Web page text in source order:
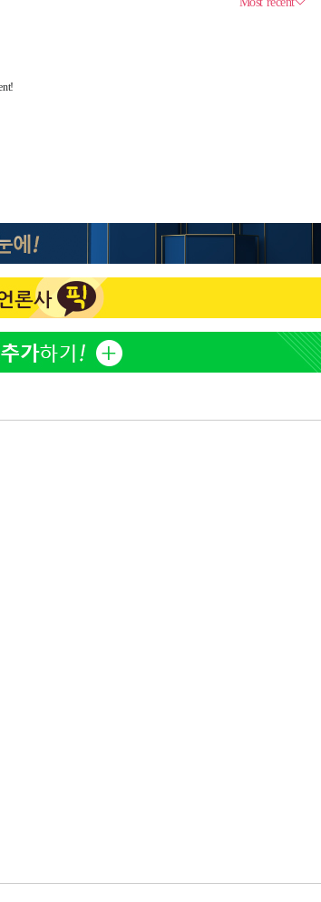
2
"여군 지원 막힌 UDT 훈련 직접
다"…707 출신 女유튜버 '완벽
3 전현무 "전 연인 집착에 친구들
4
박찬민 딸 박민하, 배우·국가대
5
SK하이닉스, 주당 375원 분기